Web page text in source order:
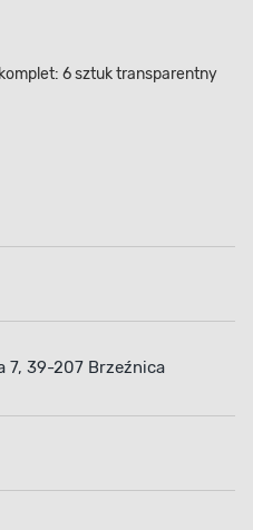
6 sztuk transparentny
7, 39-207 Brzeźnica